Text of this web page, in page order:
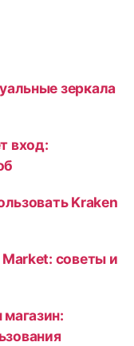
зеркала
вход:
Kraken
советы и